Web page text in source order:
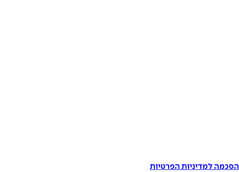
הסכמה למדיניות הפרטיות